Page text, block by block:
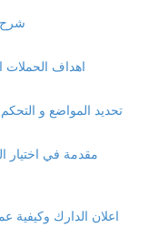
شرح
اهداف الحملات
تحديد المواضع و التحكم
مقدمة في اختيار
اعلان الدارك